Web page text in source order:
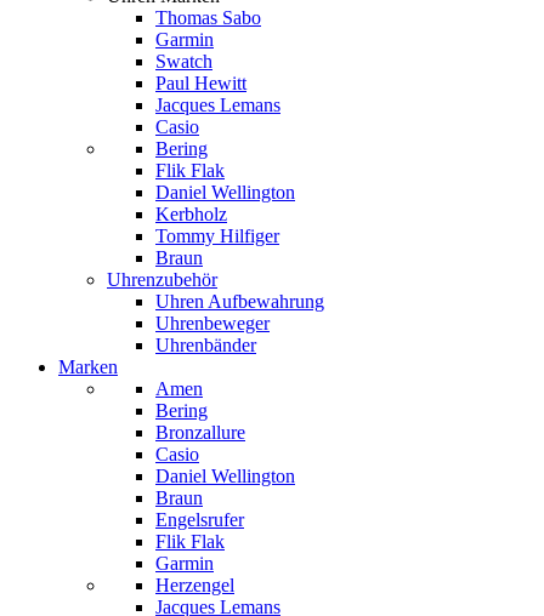
Thomas Sabo
Garmin
Swatch
Paul Hewitt
Jacques Lemans
Casio
Bering
Flik Flak
Daniel Wellington
Kerbholz
Tommy Hilfiger
Braun
Uhrenzubehör
Uhren Aufbewahrung
Uhrenbeweger
Uhrenbänder
Marken
Amen
Bering
Bronzallure
Casio
Daniel Wellington
Braun
Engelsrufer
Flik Flak
Garmin
Herzengel
Jacques Lemans